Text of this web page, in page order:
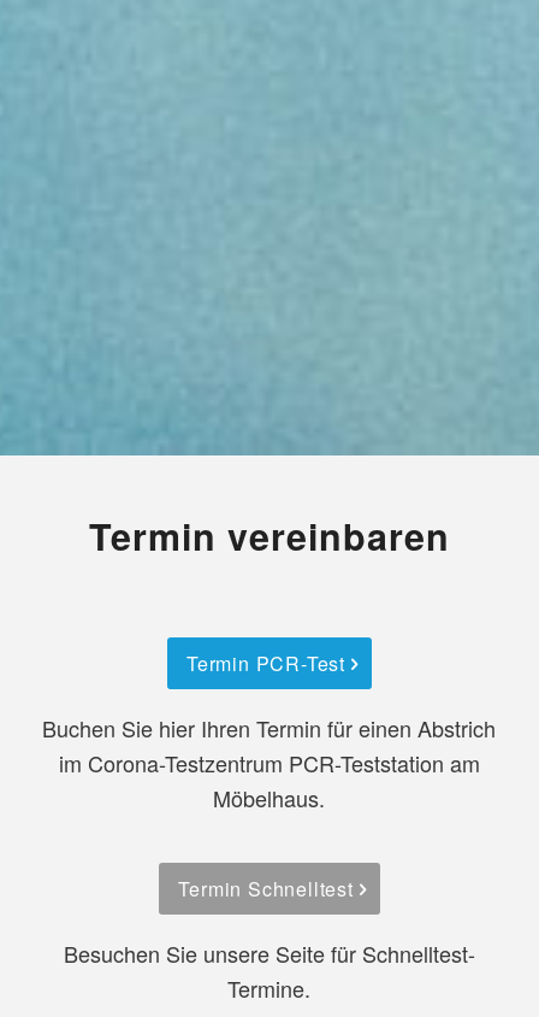
Termin vereinbaren
Termin PCR-Test
Buchen Sie hier Ihren Termin für einen Abstrich
im Corona-Testzentrum PCR-Teststation am
Möbelhaus.
Termin Schnelltest
Besuchen Sie unsere Seite für Schnelltest-
Termine.